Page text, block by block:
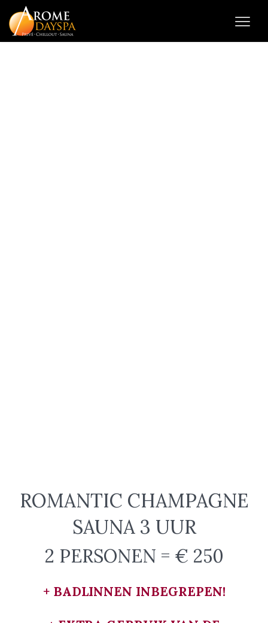
ROMANTIC CHAMPAGNE
SAUNA 3 UUR
2 PERSONEN = € 250
+ BADLINNEN INBEGREPEN!